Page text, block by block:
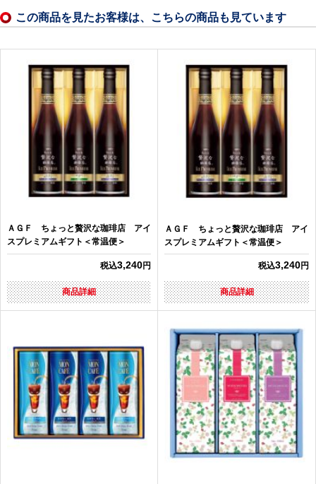
この商品を見たお客様は、こちらの商品も見ています
ＡＧＦ ちょっと贅沢な珈琲店 アイ
スプレミアムギフト＜常温便＞
税込3,240円
商品詳細
ＡＧＦ ちょっと贅沢な珈琲店 アイ
スプレミアムギフト＜常温便＞
税込3,240円
商品詳細